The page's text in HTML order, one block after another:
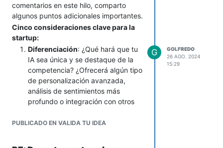
Ejemplo
Aumento del
turismo en la
Ejemplo de Matriz FODA para un Parque
Recreacional Turístico
Interno/Externo Positivo(
comentarios en este hilo, comparto
algunos puntos adicionales importantes.
Cinco consideraciones clave para la
startup:
Diferenciación: ¿Qué hará que tu
IA sea única y se destaque de la
competencia? ¿Ofrecerá algún tipo
de personalización avanzada,
análisis de sentimientos más
profundo o integración con otros
Escalabilidad: ¿Cómo garantizarás
PUBLICADO EN VALIDA TU IDEA
G
GOLFREDO
26 AGO. 2024
15:29